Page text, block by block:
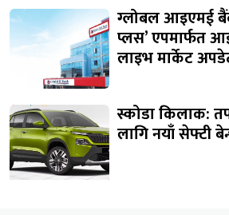
ग्लोबल आइएमई
प्लस’ एपमार्फत
लाइभ मार्केट
स्कोडा किलाक:
लागि नयाँ सेफ्टी